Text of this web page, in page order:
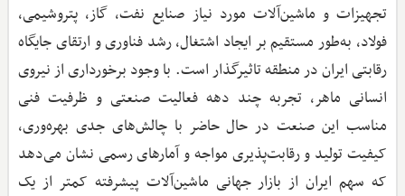
تجهیزات و ماشین‌آلات مورد نیاز صنایع نفت، گاز، پتروشیمی،
فولاد، به‌طور مستقیم بر ایجاد اشتغال، رشد فناوری و ارتقای جایگاه
رقابتی ایران در منطقه تاثیرگذار است. با وجود برخورداری از نیروی
انسانی ماهر، تجربه چند دهه فعالیت صنعتی و ظرفیت فنی
مناسب این صنعت در حال حاضر با چالش‌های جدی بهره‌وری،
کیفیت تولید و رقابت‌پذیری مواجه و آمارهای رسمی نشان می‌دهد
که سهم ایران از بازار جهانی ماشین‌آلات پیشرفته کمتر از یک